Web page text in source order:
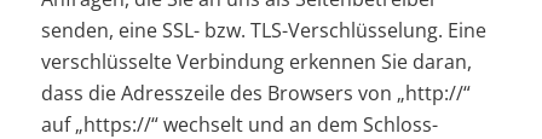
senden, eine SSL- bzw. TLS-Verschlüsselung. Eine
verschlüsselte Verbindung erkennen Sie daran,
dass die Adresszeile des Browsers von „http://“
auf „https://“ wechselt und an dem Schloss-